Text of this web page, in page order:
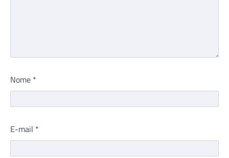
Nome *
E-mail *